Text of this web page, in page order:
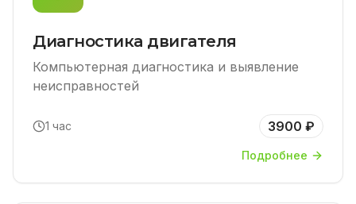
Диагностика двигателя
Компьютерная диагностика и выявление
неисправностей
1 час 3900 ₽
Подробнее